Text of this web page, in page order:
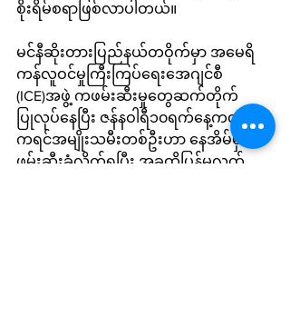
စိုးရိမ်စရာဖြစ်လာပါတယ်။
မင်နီဆိုးတားပြည်နယ်တဝိုက်မှာ အမေရိ
ကန်လူဝင်မှုကြီးကြပ်ရေးအေဂျင်စီ
(ICE)အဖွဲ့ ကဖမ်းဆီးမှုတွေဆက်တိုက်
ပြုလုပ်နေပြီး ဇန်နဝါရီ၁၀ရက်နေ့ကလည်း
ကရင်အမျိုးသမီးတစ်ဦးဟာ နေအိမ်မှာ
ဖမ်းဆီးခံလိုက်ရပြီး အခုထိပြန်မလွတ်